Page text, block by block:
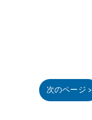
次のページ >